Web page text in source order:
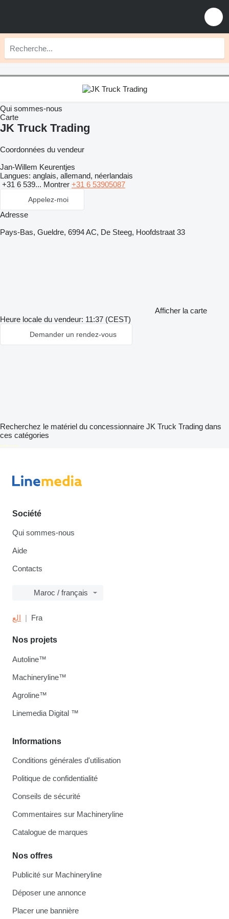
Qui sommes-nous
Carte
JK Truck Trading
Coordonnées du vendeur
Jan-Willem Keurentjes
Langues: anglais, allemand, néerlandais
+31 6 539... Montrer +31 6 53905087
Appelez-moi
Adresse
Pays-Bas, Gueldre, 6994 AC, De Steeg, Hoofdstraat 33
Afficher la carte
Heure locale du vendeur: 11:37 (CEST)
Demander un rendez-vous
Recherchez le matériel du concessionnaire JK Truck Trading dans
ces catégories
disallow-in-dsa
Société
Qui sommes-nous
Aide
Contacts
Maroc / français
الع Fra
Informations
Conditions générales d'utilisation
Politique de confidentialité
Conseils de sécurité
Commentaires sur Machineryline
Catalogue de marques
Nos offres
Publicité sur Machineryline
Déposer une annonce
Placer une bannière
Nos projets
Autoline™
Machineryline™
Agroline™
Linemedia Digital ™